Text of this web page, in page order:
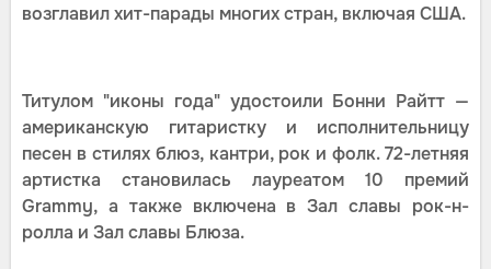
возглавил хит-парады многих стран, включая США.
Титулом "иконы года" удостоили Бонни Райтт —
американскую гитаристку и исполнительницу
песен в стилях блюз, кантри, рок и фолк. 72-летняя
артистка становилась лауреатом 10 премий
Grammy, а также включена в Зал славы рок-н-
ролла и Зал славы Блюза.